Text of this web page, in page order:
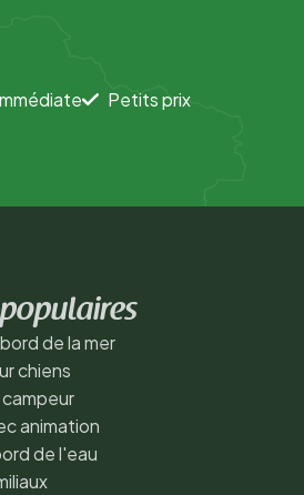
Petits prix
de la mer
chiens
animation
de l'eau